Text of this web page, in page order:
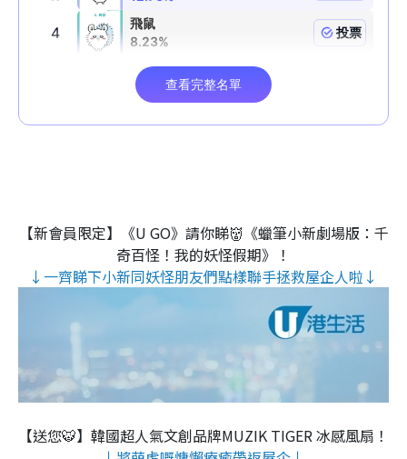
【新會員限定】《U GO》請你睇👹《蠟筆小新劇場版：千
奇百怪！我的妖怪假期》！
↓一齊睇下小新同妖怪朋友們點樣聯手拯救屋企人啦↓
【送您🐯】韓國超人氣文創品牌MUZIK TIGER 冰感風扇！